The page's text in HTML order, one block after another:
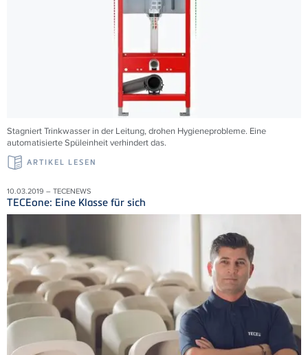
Stagniert Trinkwasser in der Leitung, drohen Hygieneprobleme. Eine
automatisierte Spüleinheit verhindert das.
ARTIKEL LESEN
10.03.2019 – TECENEWS
TECEone: Eine Klasse für sich